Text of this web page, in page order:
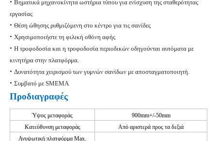
Βηματικά μηχανοκίνητα ωστήρια τύπου για ενίσχυση της σταθερότητας
εργασίας
• Θέση ώθησης ρυθμιζόμενη στο κέντρο για τις σανίδες
• Χρησιμοποιήστε τη φιλική οθόνη αφής
• Η τροφοδοσία και η τροφοδοσία περιοδικών οδηγούνται αυτόματα με
κινητήρα στην πλατφόρμα.
• Δυνατότητα χειρισμού των γυμνών σανίδων με αποσταγματοποιητή
• Συμβατό με SMEMA
Προδιαγραφές
Ύψος μεταφοράς
900mm+/-50mm
Κατεύθυνση μεταφοράς
Από αριστερά προς τα δεξιά
Ανυψωτική πλατφόρμα Max.